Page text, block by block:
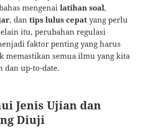
mengenailatihan soal,
, dantips lulus cepat yang perlu
itu, perubahan regulasi
faktor penting yang harus
memastikan semua ilmu yang kita
dan up-to-date.
Jenis Ujian dan
Diuji